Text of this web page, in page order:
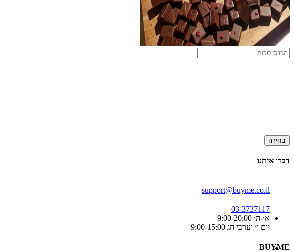
בחירה
דברו איתנו
support@buyme.co.il
03-3737117
א׳-ה׳ 9:00-20:00
יום ו׳ וערבי חג 9:00-15:00
BUYME